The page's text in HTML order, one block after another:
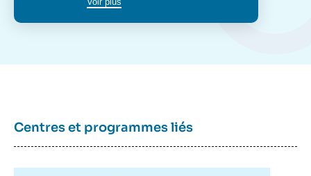
Centres et programmes liés